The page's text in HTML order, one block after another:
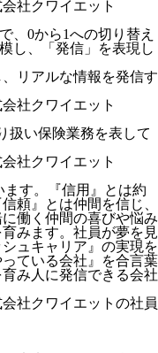
、0から1への切り替え
し、「発信」を表現し
リアルな情報を発信す
扱い保険業務を表して
ます。『信用』とは約
頼』とは仲間を信じ、
働く仲間の喜びや悩み
みます。社員が夢を見
ュキャリア』の実現を
ている会社』を合言葉
み人に発信できる会社